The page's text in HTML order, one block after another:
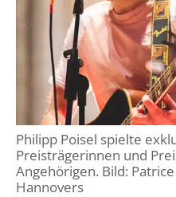
Philipp Poisel spielte
Preisträgerinnen und
Angehörigen. Bild:
Hannovers